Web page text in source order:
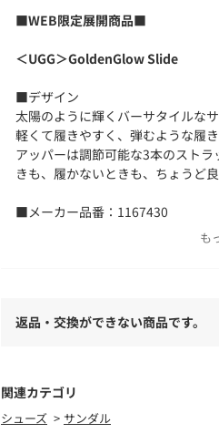
■WEB限定展開商品■
＜UGG＞GoldenGlow Slide
■デザイン
太陽のように輝くバーサタイルな
軽くて履きやすく、弾むような履き
アッパーは調節可能な3本のスト
きも、履かないときも、ちょうど
■メーカー品番：1167430
は、カリフォルニアの伝統とアイ
ッドの有名人やファッションエデ
ていきました。
ブランド発祥の地、そしてクラシ
も
返品・交換ができない商品です。
関連カテゴリ
シューズ サンダル